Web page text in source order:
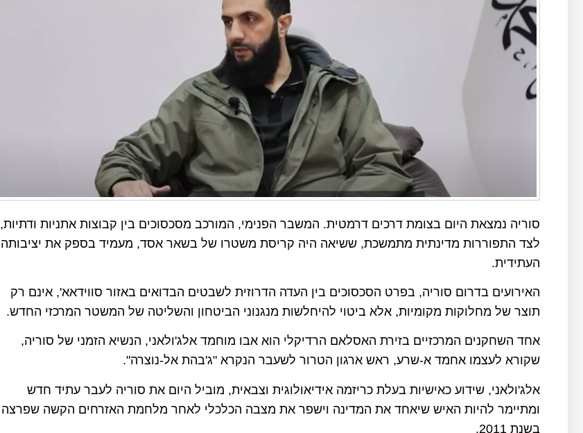
סוריה נמצאת היום בצומת דרכים דרמטית. המשבר הפנימי, המורכב מסכסוכים בין קבוצות אתניות ודתיות,
לצד התפוררות מדינתית מתמשכת, ששיאה היה קריסת משטרו של בשאר אסד, מעמיד בספק את יציבותה
העתידית.
האירועים בדרום סוריה, בפרט הסכסוכים בין העדה הדרוזית לשבטים הבדואים באזור סווידאא', אינם רק
תוצר של מחלוקות מקומיות, אלא ביטוי להיחלשות מנגנוני הביטחון והשליטה של המשטר המרכזי החדש.
אחד השחקנים המרכזיים בזירת האסלאם הרדיקלי הוא אבו מוחמד אלג'ולאני, הנשיא הזמני של סוריה,
שקורא לעצמו אחמד א-שרע, ראש ארגון הטרור לשעבר הנקרא "ג'בהת אל-נוצרה".
אלג'ולאני, שידוע כאישיות בעלת כריזמה אידיאולוגית וצבאית, מוביל היום את סוריה לעבר עתיד חדש
ומתיימר להיות האיש שיאחד את המדינה וישפר את מצבה הכלכלי לאחר מלחמת האזרחים הקשה שפרצה
בשנת 2011.